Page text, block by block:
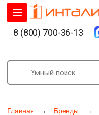
Главная Бренды
8 (800) 700-36-13